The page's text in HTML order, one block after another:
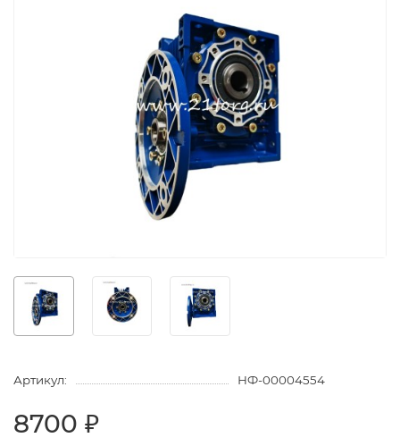
Артикул: НФ-00004554
8700 ₽